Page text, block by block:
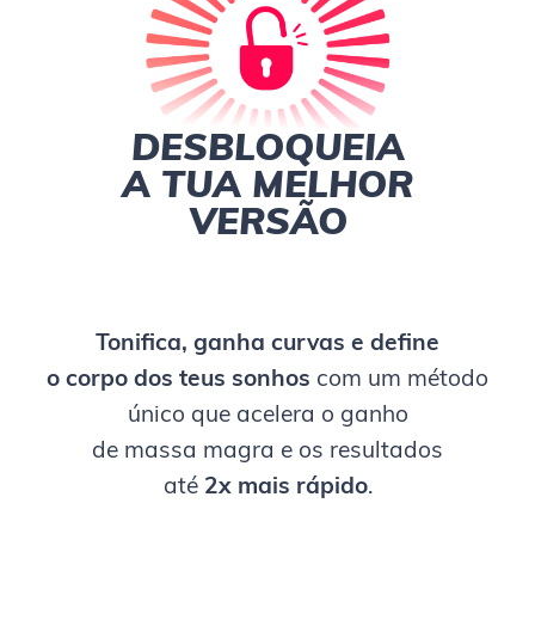
DESBLOQUEIA
A TUA MELHOR
VERSÃO
Tonifica, ganha curvas e define
o corpo dos teus sonhos com um método
único que acelera o ganho
de massa magra e os resultados
até 2x mais rápido.